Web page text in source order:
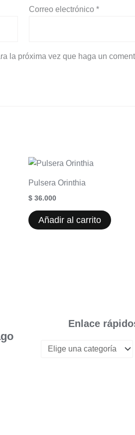
Correo electrónico*
la próxima vez que haga un
Pulsera Orinthia
$ 36.000
Añadir al carrito
Enlace